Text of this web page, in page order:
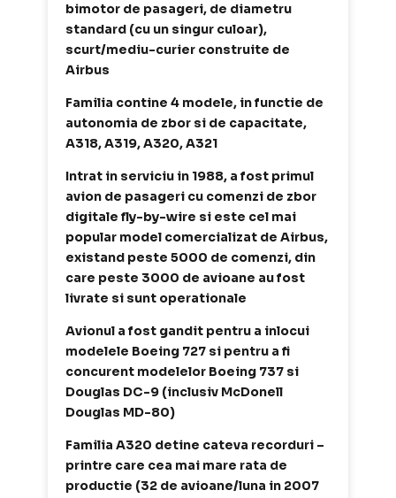
bimotor de pasageri, de diametru
standard (cu un singur culoar),
scurt/mediu-curier construite de
Airbus
Familia contine 4 modele, in functie de
autonomia de zbor si de capacitate,
A318, A319, A320, A321
Intrat in serviciu in 1988, a fost primul
avion de pasageri cu comenzi de zbor
digitale fly-by-wire si este cel mai
popular model comercializat de Airbus,
existand peste 5000 de comenzi, din
care peste 3000 de avioane au fost
livrate si sunt operationale
Avionul a fost gandit pentru a inlocui
modelele Boeing 727 si pentru a fi
concurent modelelor Boeing 737 si
Douglas DC-9 (inclusiv McDonell
Douglas MD-80)
Familia A320 detine cateva recorduri –
printre care cea mai mare rata de
productie (32 de avioane/luna in 2007